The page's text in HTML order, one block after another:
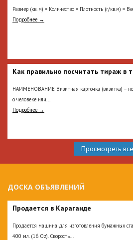
Размер (кв. м) × Количество × Плотность (г/кв.м) =
Подробнее →
Как правильно посчитать тираж в
НАИМЕНОВАНИЕ Визитная карточка (визитка) –
о человеке или...
Подробнее →
Просмотреть
ДОСКА ОБЪЯВЛЕНИЙ
Продается в Караганде
Продается машина для изготовления бумажных
400 мл. (16 Oz). Скорость...